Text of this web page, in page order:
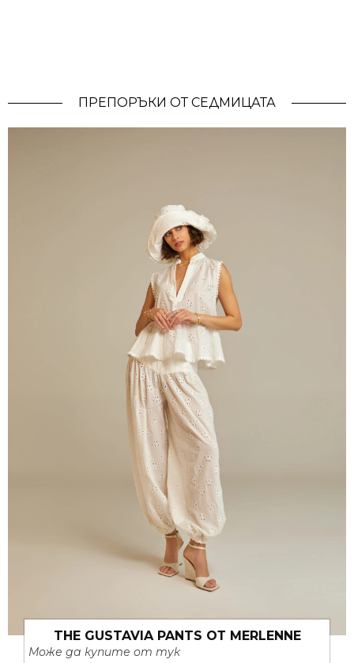
ПРЕПОРЪКИ ОТ СЕДМИЦАТА
THE GUSTAVIA PANTS ОТ MERLENNE
Може да купите от тук